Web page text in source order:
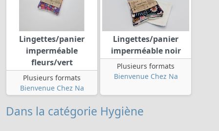
Lingettes/panier
imperméable
fleurs/vert
Plusieurs formats
Bienvenue Chez Na
Lingettes/panier
imperméable noir
Plusieurs formats
Bienvenue Chez Na
Dans la catégorie Hygiène